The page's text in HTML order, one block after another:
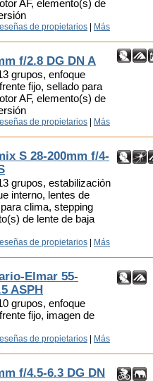
AF, elemento(s) de
de propietarios
Más
f/2.8 DG DN A
grupos, enfoque
fijo, sellado para
AF, elemento(s) de
de propietarios
Más
S 28-200mm f/4-
grupos, estabilización
interno, lentes de
clima, stepping
de lente de baja
de propietarios
Más
Elmar 55-
ASPH
grupos, enfoque
fijo, imagen de
de propietarios
Más
f/4.5-6.3 DG DN